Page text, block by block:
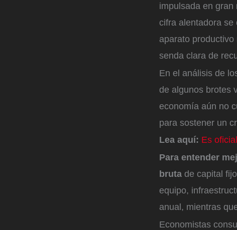
impulsada en
cifra alentadora
aparato
senda clara de
En el análisis de
de algunos brotes
economía aún no
para sostener un
Lea aquí: Es
Para entender
bruta de capital
equipo,
anual, mientras
Economistas